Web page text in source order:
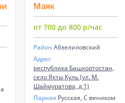
Маяк
от 700 до 800 р/час
Район Абзелиловский
Адрес
республика Башкортостан,
село Якты Куль (ул. М.
Шаймуратова, д 1)
Парная Русская, С веником